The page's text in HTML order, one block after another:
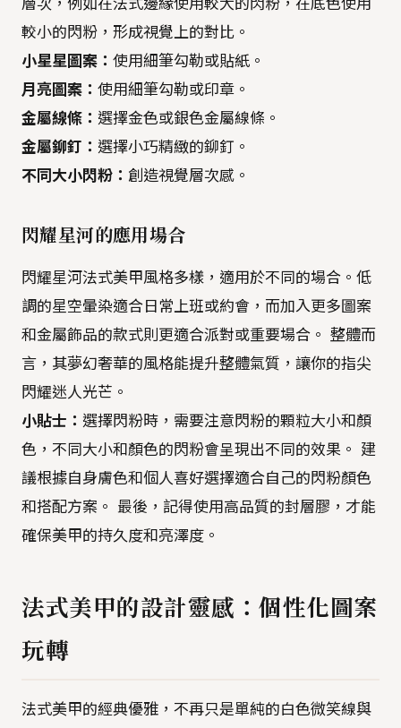
層次，例如在法式邊緣使用較大的閃粉，在底色使用
較小的閃粉，形成視覺上的對比。
小星星圖案： 使用細筆勾勒或貼紙。
月亮圖案： 使用細筆勾勒或印章。
金屬線條： 選擇金色或銀色金屬線條。
金屬鉚釘： 選擇小巧精緻的鉚釘。
不同大小閃粉： 創造視覺層次感。
閃耀星河的應用場合
閃耀星河法式美甲風格多樣，適用於不同的場合。低
調的星空暈染適合日常上班或約會，而加入更多圖案
和金屬飾品的款式則更適合派對或重要場合。 整體而
言，其夢幻奢華的風格能提升整體氣質，讓你的指尖
閃耀迷人光芒。
小貼士： 選擇閃粉時，需要注意閃粉的顆粒大小和顏
色，不同大小和顏色的閃粉會呈現出不同的效果。 建
議根據自身膚色和個人喜好選擇適合自己的閃粉顏色
和搭配方案。 最後，記得使用高品質的封層膠，才能
確保美甲的持久度和亮澤度。
法式美甲的設計靈感：個性化圖案
玩轉
法式美甲的經典優雅，不再只是單純的白色微笑線與